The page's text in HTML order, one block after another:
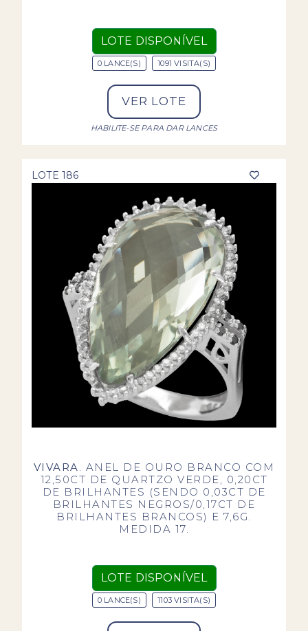
LOTE DISPONÍVEL
0 LANCE(S) 1091 VISITA(S)
VER LOTE
HABILITE-SE PARA DAR LANCES
LOTE 186
VIVARA. ANEL DE OURO BRANCO COM
12,50CT DE QUARTZO VERDE, 0,20CT
DE BRILHANTES (SENDO 0,03CT DE
BRILHANTES NEGROS/0,17CT DE
BRILHANTES BRANCOS) E 7,6G.
MEDIDA 17.
LOTE DISPONÍVEL
0 LANCE(S) 1103 VISITA(S)